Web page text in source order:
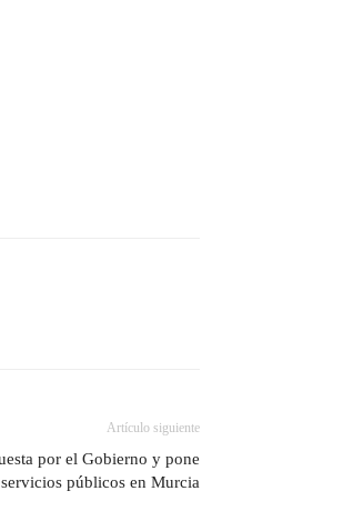
Artículo siguiente
por el Gobierno y pone
públicos en Murcia